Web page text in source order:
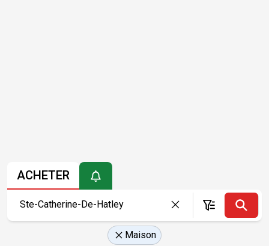
ACHETER
Maison